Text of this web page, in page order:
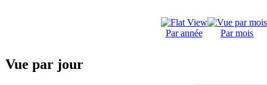
Par année Par mois
Vue par jour